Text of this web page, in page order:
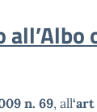
n. 69, all